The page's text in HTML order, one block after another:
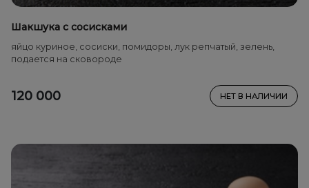
Шакшука с сосисками
яйцо куриное, сосиски, помидоры, лук репчатый, зелень,
подается на сковороде
120 000 НЕТ В НАЛИЧИИ